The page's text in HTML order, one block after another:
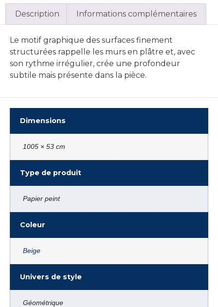
Description Informations complémentaires
Le motif graphique des surfaces finement
structurées rappelle les murs en plâtre et, avec
son rythme irrégulier, crée une profondeur
subtile mais présente dans la pièce.
Dimensions
1005 × 53 cm
Type de produit
Papier peint
Coleur
Beige
Univers de style
Géométrique